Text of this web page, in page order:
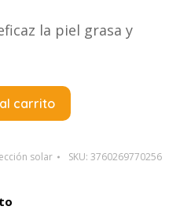
la piel grasa y
carrito
solar SKU: 3760269770256